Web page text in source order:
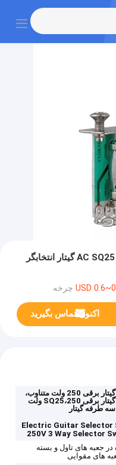
سوئیچ انتخابگر گیتار برقی 250 ولت AC SQ25 گیتار انتخابگر
اکنون تماس بگیرید
سوئیچ انتخابگر گیتار برقی 250 ولت متناوب،
سوئیچ انتخابگر گیتار برقی SQ25،250 ولت
طرفه گیتار
Electric Guitar Selector
250V 3 Way Selector
جعبه های تاول و بسته
های مقوایی